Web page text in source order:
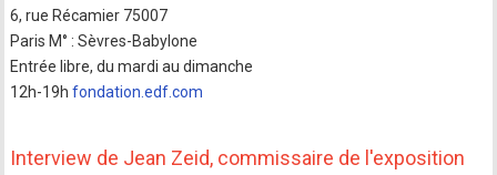
6, rue Récamier 75007
Paris M° : Sèvres-Babylone
Entrée libre, du mardi au dimanche
12h-19hfondation.edf.com
Interview de Jean Zeid, commissaire de l'exposition